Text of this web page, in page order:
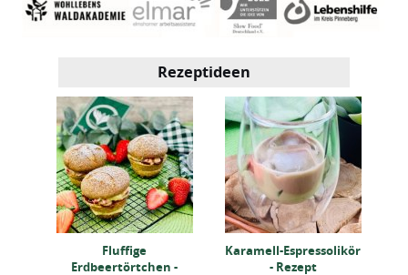
Rezeptideen
Fluffige
Erdbeertörtchen -
Karamell-Espressolikör
- Rezept